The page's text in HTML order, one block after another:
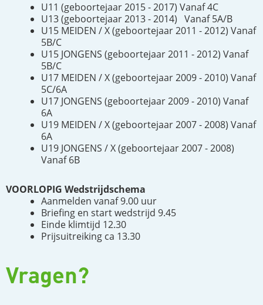
U11 (geboortejaar 2015 - 2017) Vanaf 4C
U13 (geboortejaar 2013 - 2014) Vanaf 5A/B
U15 MEIDEN / X (geboortejaar 2011 - 2012) Vanaf
5B/C
U15 JONGENS (geboortejaar 2011 - 2012) Vanaf
5B/C
U17 MEIDEN / X (geboortejaar 2009 - 2010) Vanaf
5C/6A
U17 JONGENS (geboortejaar 2009 - 2010) Vanaf
6A
U19 MEIDEN / X (geboortejaar 2007 - 2008) Vanaf
6A
U19 JONGENS / X (geboortejaar 2007 - 2008)
Vanaf 6B
VOORLOPIG Wedstrijdschema
Aanmelden vanaf 9.00 uur
Briefing en start wedstrijd 9.45
Einde klimtijd 12.30
Prijsuitreiking ca 13.30
Vragen?